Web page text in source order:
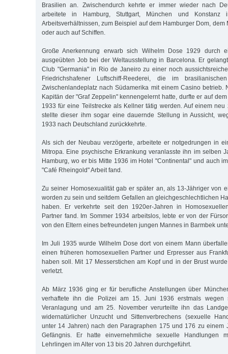
Brasilien an. Zwischendurch kehrte er immer wieder nach
arbeitete in Hamburg, Stuttgart, München und Konstanz
Arbeitsverhältnissen, zum Beispiel auf dem Hamburger Dom, dem
oder auch auf Schiffen.
Große Anerkennung erwarb sich Wilhelm Dose 1929 durch
ausgeübten Job bei der Weltausstellung in Barcelona. Er
Club "Germania" in Rio de Janeiro zu einer noch
Friedrichshafener Luftschiff-Reederei, die im
Zwischenlandeplatz nach Südamerika mit einem Casino betrieb.
Kapitän der "Graf Zeppelin" kennengelernt hatte, durfte er auf
1933 für eine Teilstrecke als Kellner tätig werden. Auf einem neu
stellte dieser ihm sogar eine dauernde Stellung in Aussicht,
1933 nach Deutschland zurückkehrte.
Als sich der Neubau verzögerte, arbeitete er notgedrungen in
Mitropa. Eine psychische Erkrankung veranlasste ihn im selben
Hamburg, wo er bis Mitte 1936 im Hotel "Continental" und auch
"Café Rheingold" Arbeit fand.
Zu seiner Homosexualität gab er später an, als 13-Jähriger von
worden zu sein und seitdem Gefallen an gleichgeschlechtlichen
haben. Er verkehrte seit den 1920er-Jahren in
Partner fand. Im Sommer 1934 arbeitslos, lebte er von der
von den Eltern eines befreundeten jungen Mannes in Barmbek
Im Juli 1935 wurde Wilhelm Dose dort von einem Mann
einen früheren homosexuellen Partner und Erpresser aus
haben soll. Mit 17 Messerstichen am Kopf und in der Brust
verletzt.
Ab März 1936 ging er für berufliche Anstellungen über
verhaftete ihn die Polizei am 15. Juni 1936 erstmals wegen
Veranlagung und am 25. November verurteilte ihn das
widernatürlicher Unzucht und Sittenverbrechens (sexuelle
unter 14 Jahren) nach den Paragraphen 175 und 176 zu einem
Gefängnis. Er hatte einvernehmliche sexuelle Handlungen
Lehrlingen im Alter von 13 bis 20 Jahren durchgeführt.